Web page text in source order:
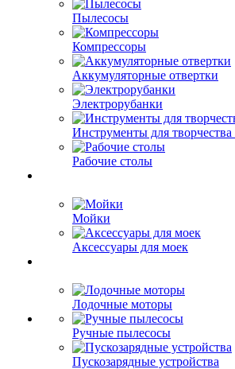
Пылесосы
Компрессоры
Аккумуляторные отвертки
Электрорубанки
Инструменты для
Рабочие столы
Мойки
Аксессуары для моек
Лодочные моторы
Ручные пылесосы
Пускозарядные устройства